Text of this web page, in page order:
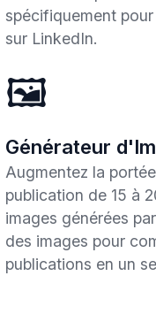
spécifiquement
sur LinkedIn.
🖼️
Générateur
Augmentez la
publication de 15 à
images générées
des images pour
publications en un